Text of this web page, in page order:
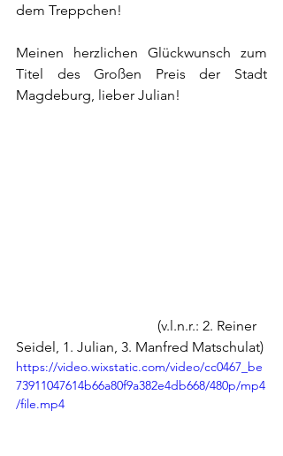
dem Treppchen!
Meinen herzlichen Glückwunsch zum
Titel des Großen Preis der Stadt
Magdeburg, lieber Julian!
Seidel, 1. Julian, 3. Manfred Matschulat)
https://video.wixstatic.com/video/cc0467_be
73911047614b66a80f9a382e4db668/480p/mp4
/file.mp4